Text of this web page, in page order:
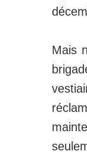
Mais